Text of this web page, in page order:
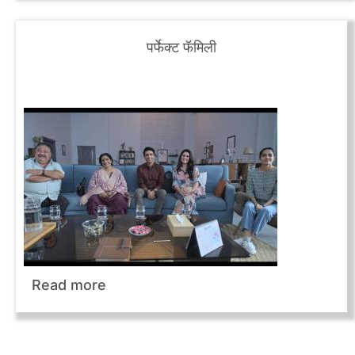
पर्फेक्ट फॅमिली
Read more